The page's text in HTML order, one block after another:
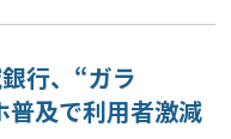
行、“ガラ
普及で利用者激減